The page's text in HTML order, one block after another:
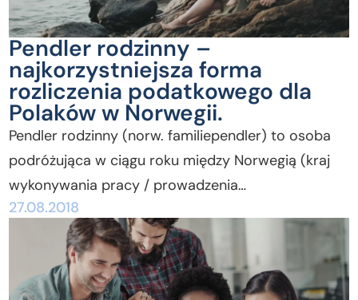
Pendler rodzinny –
najkorzystniejsza forma
rozliczenia podatkowego dla
Polaków w Norwegii.
Pendler rodzinny (norw. familiependler) to osoba
podróżująca w ciągu roku między Norwegią (kraj
wykonywania pracy / prowadzenia…
27.08.2018